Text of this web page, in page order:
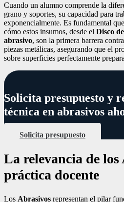
Cuando un alumno comprende la
grano y soportes, su capacidad para
exponencialmente. Es fundamental
cómo estos insumos, desde el Disco
abrasivo, son la primera barrera
piezas metálicas, asegurando que el
sobre superficies perfectamente
Solicita presupuesto y
técnica en abrasivos
Solicita presupuesto
La relevancia de
práctica docente
Los Abrasivos representan el pilar